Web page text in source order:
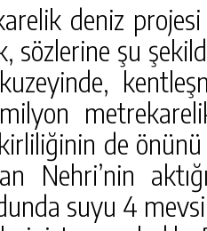
deniz
sözlerine şu
de
Nehri’nin
suyu 4